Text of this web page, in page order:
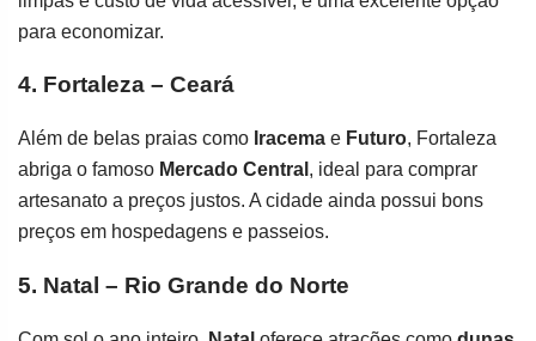
para economizar.
4. Fortaleza – Ceará
Além de belas praias como Iracema e Futuro, Fortaleza
abriga o famoso Mercado Central , ideal para comprar
artesanato a preços justos. A cidade ainda possui bons
preços em hospedagens e passeios.
5. Natal – Rio Grande do Norte